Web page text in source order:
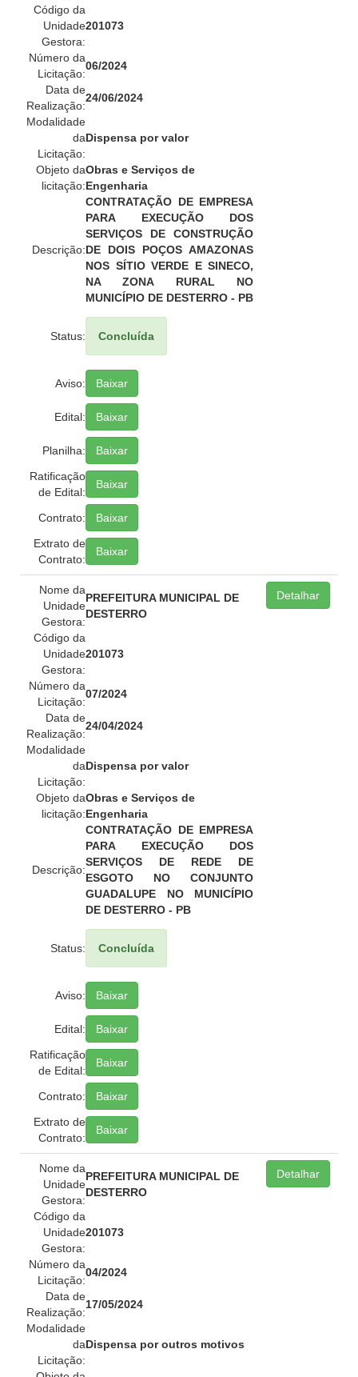
Código da
Unidade
Gestora:
201073
Número da
Licitação:
06/2024
Data de
Realização:
24/06/2024
Modalidade
da
Licitação:
Dispensa por valor
Objeto da
licitação:
Obras e Serviços de
Engenharia
Descrição:
CONTRATAÇÃO DE EMPRESA
PARA EXECUÇÃO DOS
SERVIÇOS DE CONSTRUÇÃO
DE DOIS POÇOS AMAZONAS
NOS SÍTIO VERDE E SINECO,
NA ZONA RURAL NO
MUNICÍPIO DE DESTERRO - PB
Status: Concluída
Aviso: Baixar
Edital: Baixar
Planilha:
Baixar
Ratificação
de Edital:
Baixar
Contrato:
Baixar
Extrato de
Contrato:
Baixar
Nome da
Unidade
Gestora:
PREFEITURA MUNICIPAL DE
DESTERRO
Código da
Unidade
Gestora:
201073
Número da
Licitação:
07/2024
Data de
Realização:
24/04/2024
Modalidade
da
Licitação:
Dispensa por valor
Objeto da
licitação:
Obras e Serviços de
Engenharia
Descrição:
CONTRATAÇÃO DE EMPRESA
PARA EXECUÇÃO DOS
SERVIÇOS DE REDE DE
ESGOTO NO CONJUNTO
GUADALUPE NO MUNICÍPIO
DE DESTERRO - PB
Status: Concluída
Aviso: Baixar
Edital:
Baixar
Ratificação
de Edital:
Baixar
Contrato:
Baixar
Extrato de
Contrato:
Baixar
Detalhar
Nome da
Unidade
Gestora:
PREFEITURA MUNICIPAL DE
DESTERRO
Código da
Unidade
Gestora:
201073
Número da
Licitação:
04/2024
Data de
Realização:
17/05/2024
Modalidade
da
Licitação:
Dispensa por outros motivos
Detalhar